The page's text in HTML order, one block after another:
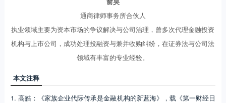
通商律师事务所合伙人
执业领域主要为资本市场的争议解决与公司治理，曾多次代理金融投资
机构与上市公司，成功处理投融资与兼并收购纠纷，在证券法与公司法
领域有丰富的专业经验。
本文注释
1. 高皓：《家族企业代际传承是金融机构的新蓝海》，载《第一财经日